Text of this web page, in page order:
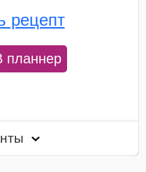
рецепт
планнер